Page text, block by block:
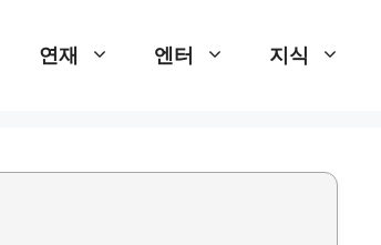
연재 엔터 지식